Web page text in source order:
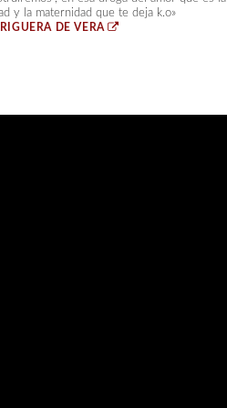
y la maternidad que te deja k.o»
DE VERA